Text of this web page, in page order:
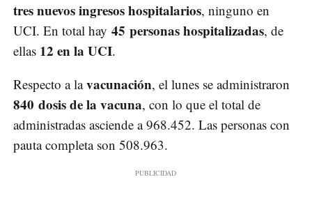
tres nuevos ingresos hospitalarios, ninguno en
UCI. En total hay 45 personas hospitalizadas, de
ellas 12 en la UCI.
Respecto a lavacunación, el lunes se administraron
840 dosis de la vacuna, con lo que el total de
administradas asciende a 968.452. Las personas con
pauta completa son 508.963.